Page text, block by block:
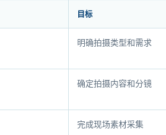
目标
明确拍摄类型和需求
确定拍摄内容和分镜
完成现场素材采集